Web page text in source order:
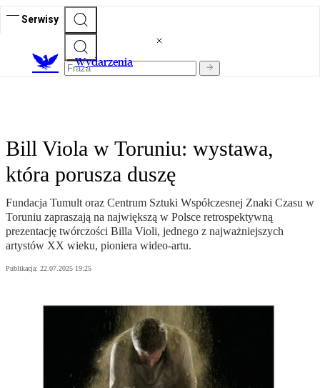
Serwisy
Wydarzenia
Bill Viola w Toruniu: wystawa,
która porusza duszę
Fundacja Tumult oraz Centrum Sztuki Współczesnej Znaki Czasu w
Toruniu zapraszają na największą w Polsce retrospektywną
prezentację twórczości Billa Violi, jednego z najważniejszych
artystów XX wieku, pioniera wideo-artu.
Publikacja: 22.07.2025 19:25